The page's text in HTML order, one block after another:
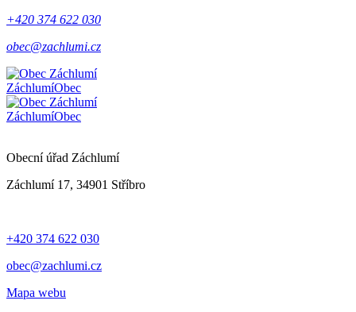
+420 374 622 030
obec@zachlumi.cz
ZáchlumíObec
ZáchlumíObec
Obecní úřad Záchlumí
Záchlumí 17, 34901 Stříbro
+420 374 622 030
obec@zachlumi.cz
Mapa webu